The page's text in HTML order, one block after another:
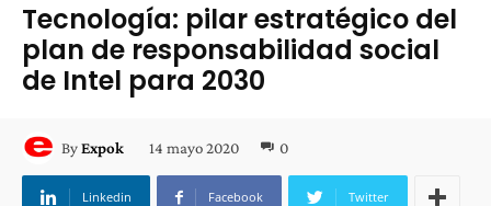
Tecnología: pilar estratégico del
plan de responsabilidad social
de Intel para 2030
ByExpok 14 mayo 2020 0
Linkedin Facebook Twitter